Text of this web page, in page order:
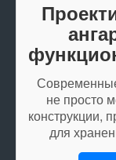
не просто
конструкции,
для